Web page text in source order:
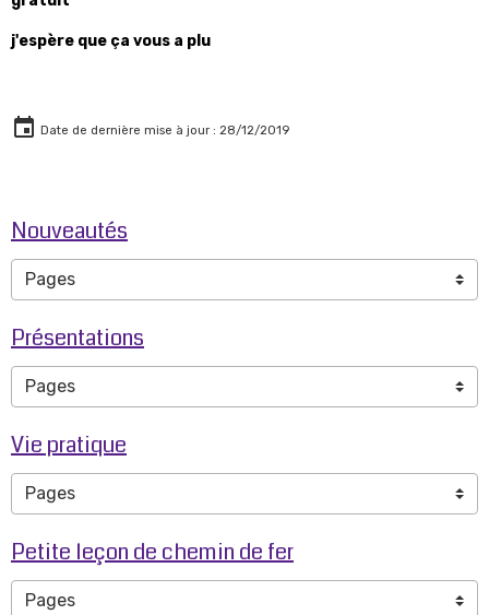
j'espère que ça vous a plu
Date de dernière mise à jour : 28/12/2019
Nouveautés
Présentations
Vie pratique
Petite leçon de chemin de fer